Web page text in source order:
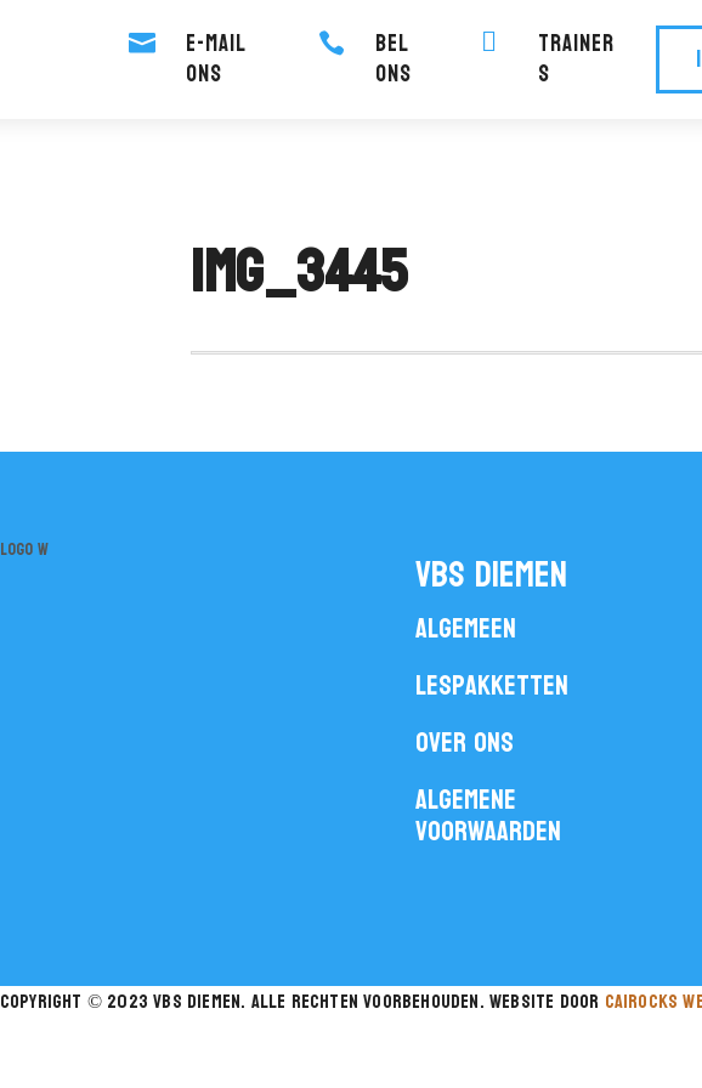
 E-mail
ons
 Bel
ons
 Trainer
s
IMG_3445
vbs diemen
Algemeen
Lespakketten
Over ons
Algemene
voorwaarden
Copyright © 2023 vbs diemen. Alle rechten voorbehouden. website door cairocks